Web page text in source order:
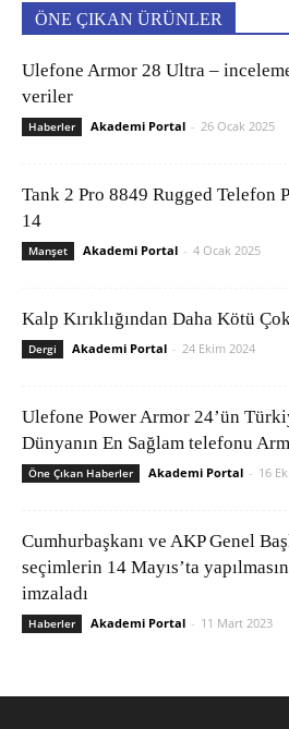
ÖNE ÇIKAN ÜRÜNLER
Ulefone Armor 28 Ultra –
veriler
Haberler Akademi Portal - 26 Ocak 2025
Tank 2 Pro 8849 Rugged Telefon
14
Manşet Akademi Portal - 4 Ocak 2025
Kalp Kırıklığından Daha Kötü
Dergi Akademi Portal - 24 Ekim 2024
Ulefone Power Armor 24’ün
Dünyanın En Sağlam telefonu
Öne Çıkan Haberler Akademi Portal - 16
Cumhurbaşkanı ve AKP Genel
seçimlerin 14 Mayıs’ta
imzaladı
Haberler Akademi Portal - 11 Mart 2023